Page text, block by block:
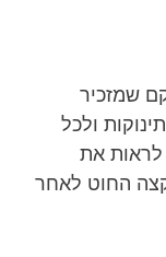
שמזכיר
ולכל
את
החוט לאחר